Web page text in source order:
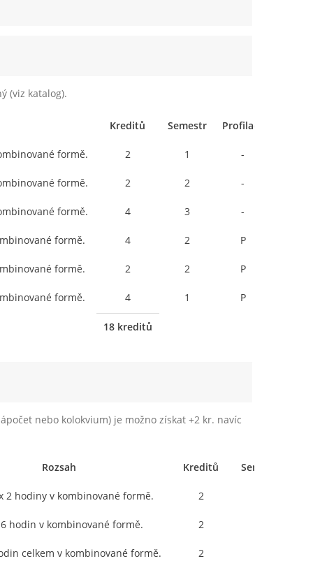
(viz katalog).
Kreditů Semestr Profilace
formě. 2 1 -
formě. 2 2 -
formě. 4 3 -
formě. 4 2 P
formě. 2 2 P
formě. 4 1 P
18 kreditů
nebo kolokvium) je možno získat +2 kr. navíc
Rozsah Kreditů Semestr
2 hodiny v kombinované formě. 2
hodin v kombinované formě. 2
celkem v kombinované formě. 2